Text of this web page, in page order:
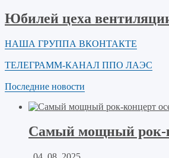
Юбилей цеха
НАША ГРУППА ВКОНТАКТЕ
ТЕЛЕГРАММ-КАНАЛ ППО ЛАЭС
Последние новости
Самый мощный рок-